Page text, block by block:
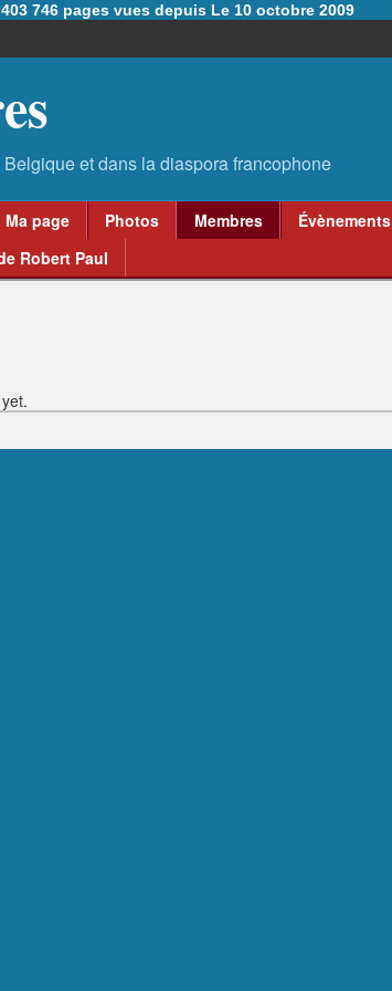
746 pages vues depuis Le 10 octobre 2009
Ma page Photos Membres Évènements
Robert Paul